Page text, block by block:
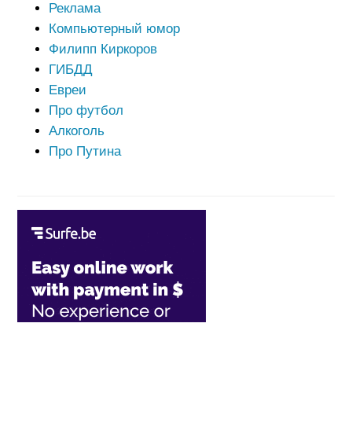
Реклама
Компьютерный юмор
Филипп Киркоров
ГИБДД
Евреи
Про футбол
Алкоголь
Про Путина